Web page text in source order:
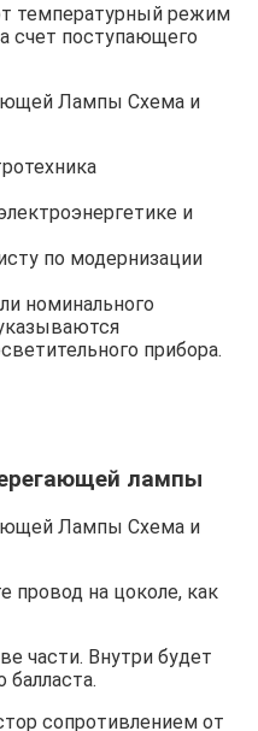
температурный режим
счет поступающего
и
по модернизации
номинального
прибора.
лампы
провод на цоколе, как
части. Внутри будет
балласта.
сопротивлением от